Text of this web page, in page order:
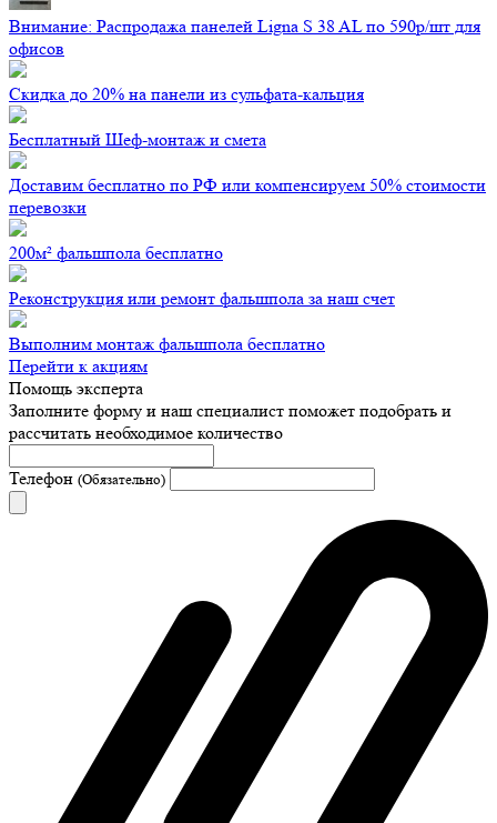
Внимание: Распродажа панелей Ligna S 38 AL по 590р/шт для
офисов
Скидка до 20% на панели из сульфата-кальция
Бесплатный Шеф-монтаж и смета
Доставим бесплатно по РФ или компенсируем 50% стоимости
перевозки
200м² фальшпола бесплатно
Реконструкция или ремонт фальшпола за наш счет
Выполним монтаж фальшпола бесплатно
Перейти к акциям
Помощь эксперта
Заполните форму и наш специалист поможет подобрать и
рассчитать необходимое количество
Телефон (Обязательно)